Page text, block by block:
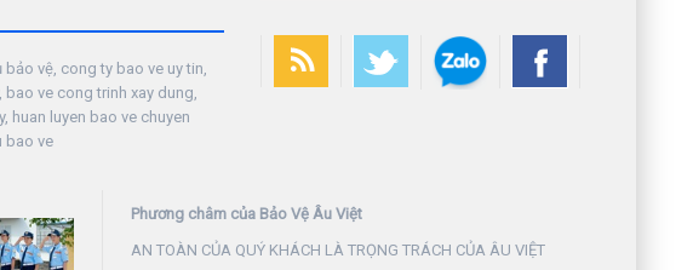
bảo vệ, cong ty bao ve uy tin,
bao ve cong trinh xay dung,
huan luyen bao ve chuyen
bao ve
Phương châm của Bảo Vệ Âu Việt
AN TOÀN CỦA QUÝ KHÁCH LÀ TRỌNG TRÁCH CỦA ÂU VIỆT